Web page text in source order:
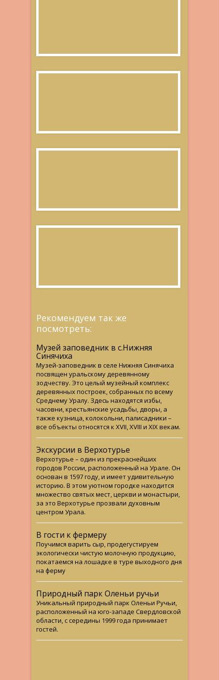
Рекомендуем так же
посмотреть:
Музей заповедник в с.Нижняя
Синячиха
Музей-заповедник в селе Нижняя Синячиха
посвящен уральскому деревянному
зодчеству. Это целый музейный комплекс
деревянных построек, собранных по всему
Среднему Уралу. Здесь находятся избы,
часовни, крестьянские усадьбы, дворы, а
также кузница, колокольни, палисадники –
все объекты относятся к ХVII, XVIII и ХIХ векам.
Экскурсии в Верхотурье
Верхотурье – один из прекраснейших
городов России, расположенный на Урале. Он
основан в 1597 году, и имеет удивительную
историю. В этом уютном городке находится
множество святых мест, церкви и монастыри,
за это Верхотурье прозвали духовным
центром Урала.
В гости к фермеру
Поучимся варить сыр, продегустируем
экологически чистую молочную продукцию,
покатаемся на лошадке в туре выходного дня
на ферму
Природный парк Оленьи ручьи
Уникальный природный парк Оленьи Ручьи,
расположенный на юго-западе Свердловской
области, с середины 1999 года принимает
гостей.